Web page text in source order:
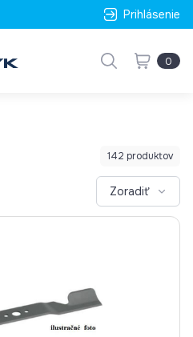
Prihlásenie
0
142 produktov
Zoradiť